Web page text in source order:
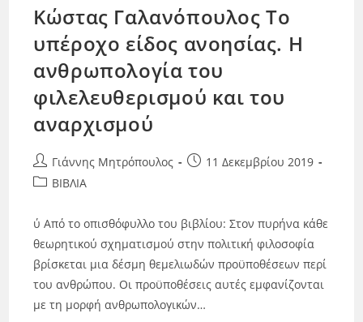
Κώστας Γαλανόπουλος Το
υπέροχο είδος ανοησίας. Η
ανθρωπολογία του
φιλελευθερισμού και του
αναρχισμού
Γιάννης Μητρόπουλος
11 Δεκεμβρίου 2019
ΒΙΒΛΙΑ
ύ Από το οπισθόφυλλο του βιβλίου: Στον πυρήνα κάθε
θεωρητικού σχηματισμού στην πολιτική φιλοσοφία
βρίσκεται μια δέσμη θεμελιωδών προϋποθέσεων περί
του ανθρώπου. Οι προϋποθέσεις αυτές εμφανίζονται
με τη μορφή ανθρωπολογικών…